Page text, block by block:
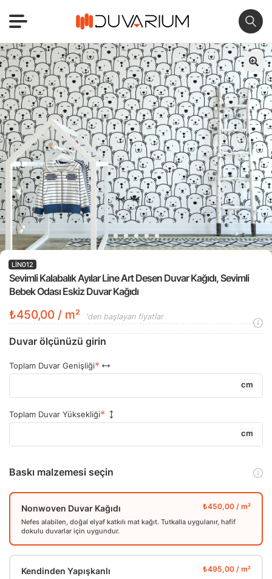
🔍
Sevimli Kalabalık Ayılar Line Art Desen Duvar Kağıdı, Sevimli
Bebek Odası Eskiz Duvar Kağıdı
LIN012
₺450,00 / m² 'den başlayan fiyatlar
Duvar ölçünüzü girin
Toplam Duvar Genişliği
cm
Toplam Duvar Yüksekliği
cm
Baskı malzemesi seçin
Nonwoven Duvar Kağıdı
Nefes alabilen, doğal elyaf katkılı mat kağıt. Tutkalla uygulanır, hafif
dokulu duvarlar için uygundur.
Kendinden Yapışkanlı